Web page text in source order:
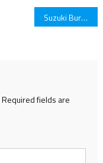
Suzuki Burgman Sudah Terjual Lebih dari 1.000 Unit
Required fields are